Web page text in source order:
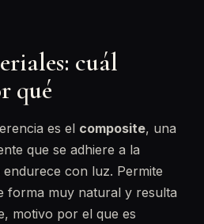
cuál
qué
es el composite, una
que se adhiere a la
con luz. Permite
forma muy natural y resulta
motivo por el que es